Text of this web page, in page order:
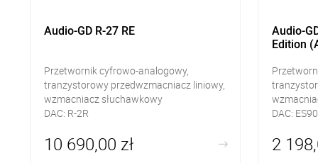
Audio-GD R-27 RE
Przetwornik cyfrowo-analogowy,
tranzystorowy przedwzmacniacz liniowy,
wzmacniacz słuchawkowy
DAC: R-2R
RCA, TOSLINK, I2S/HDMI, USB Amanero
Wyjścia: RCA, XLR, ACSS, headphone
10 690,00 zł
Audio-
Edition
DAC:
Wyjścia
2